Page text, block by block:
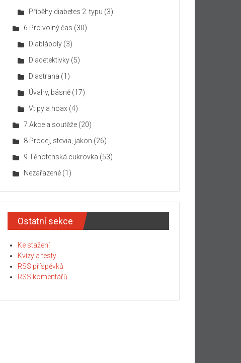
Příběhy diabetes 2. typu (3)
6 Pro volný čas (30)
Diabláboly (3)
Diadetektivky (5)
Diastrana (1)
Úvahy, básně (17)
Vtipy a hoax (4)
7 Akce a soutěže (20)
8 Prodej, stevia, jakon (26)
9 Těhotenská cukrovka (53)
Nezařazené (1)
Ostatní sekce
Ke stažení
Kvízy a testy
RSS příspěvků
RSS komentářů